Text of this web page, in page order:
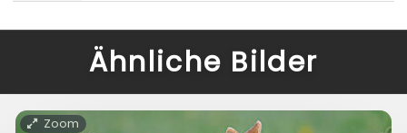
Ähnliche Bilder
Zoom